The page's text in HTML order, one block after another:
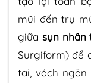
mũi đến trụ
giữa sụn nhân
Surgiform) để
tai, vách ngăn